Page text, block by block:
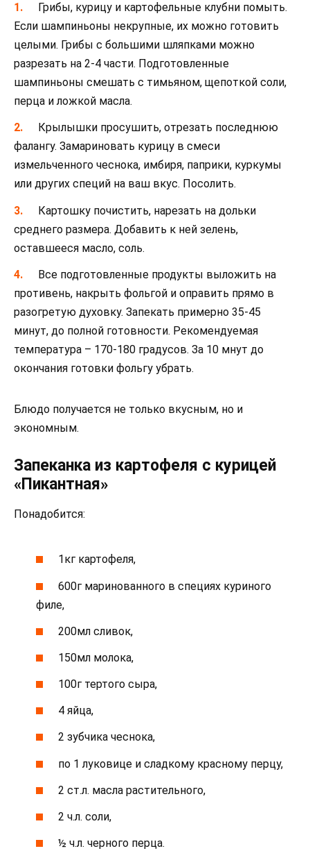
Грибы, курицу и картофельные клубни помыть.
Если шампиньоны некрупные, их можно готовить
целыми. Грибы с большими шляпками можно
разрезать на 2-4 части. Подготовленные
шампиньоны смешать с тимьяном, щепоткой соли,
перца и ложкой масла.
Крылышки просушить, отрезать последнюю
фалангу. Замариновать курицу в смеси
измельченного чеснока, имбиря, паприки, куркумы
или других специй на ваш вкус. Посолить.
Картошку почистить, нарезать на дольки
среднего размера. Добавить к ней зелень,
оставшееся масло, соль.
Все подготовленные продукты выложить на
противень, накрыть фольгой и оправить прямо в
разогретую духовку. Запекать примерно 35-45
минут, до полной готовности. Рекомендуемая
температура – 170-180 градусов. За 10 мнут до
окончания готовки фольгу убрать.
Блюдо получается не только вкусным, но и
экономным.
Запеканка из картофеля с курицей
«Пикантная»
Понадобится:
1кг картофеля,
600г маринованного в специях куриного
филе,
200мл сливок,
150мл молока,
100г тертого сыра,
4 яйца,
2 зубчика чеснока,
по 1 луковице и сладкому красному перцу,
2 ст.л. масла растительного,
2 ч.л. соли,
½ ч.л. черного перца.